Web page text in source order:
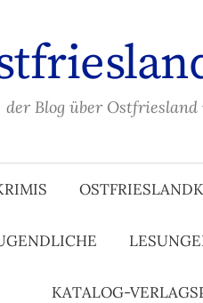
der Blog über
KATALOG-